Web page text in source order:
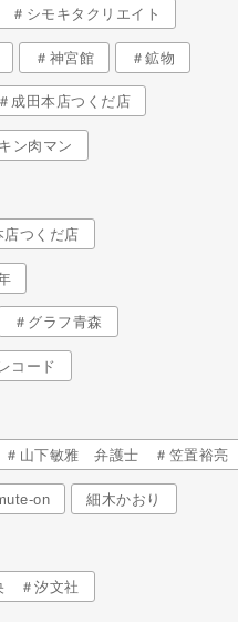
＃シモキタクリエイト
＃神宮館 ＃鉱物
＃成田本店つくだ店
キン肉マン
つくだ店
＃グラフ青森
コード
＃山下敏雅 弁護士 ＃笠置裕亮
on 細木かおり
＃汐文社